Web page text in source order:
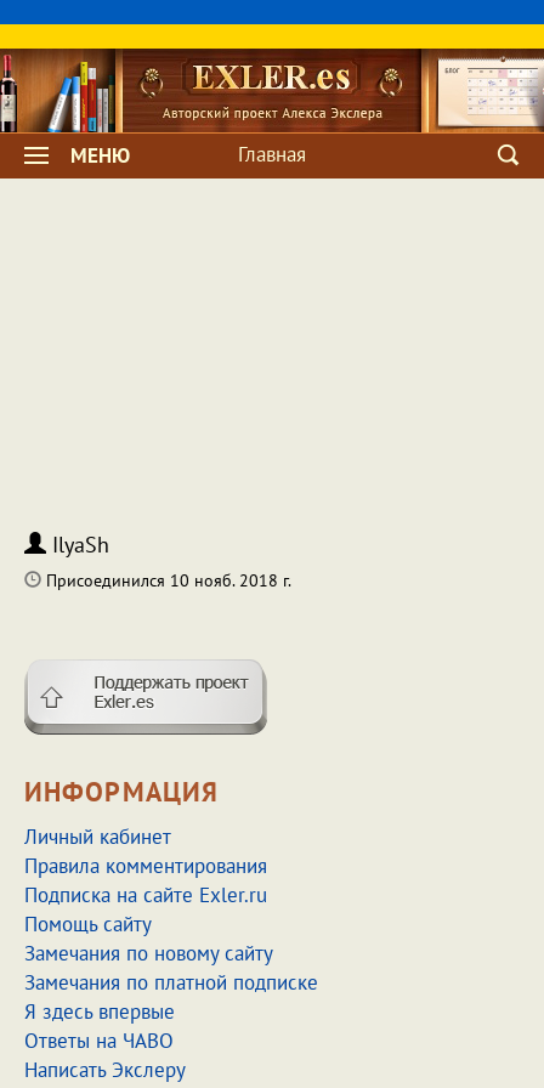
МЕНЮ Главная
IlyaSh
Присоединился 10 нояб. 2018 г.
ИНФОРМАЦИЯ
Личный кабинет
Правила комментирования
Подписка на сайте Exler.ru
Помощь сайту
Замечания по новому сайту
Замечания по платной подписке
Я здесь впервые
Ответы на ЧАВО
Написать Экслеру